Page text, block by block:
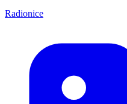
Radionice